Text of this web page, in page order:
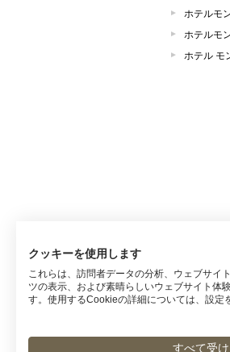
ホテルモ
ホテルモ
ホテル モ
クッキーを使用します
これらは、訪問者データの分析、ウェブサイ
ツの表示、および素晴らしいウェブサイト体
す。使用するCookieの詳細については、設定
すべて受